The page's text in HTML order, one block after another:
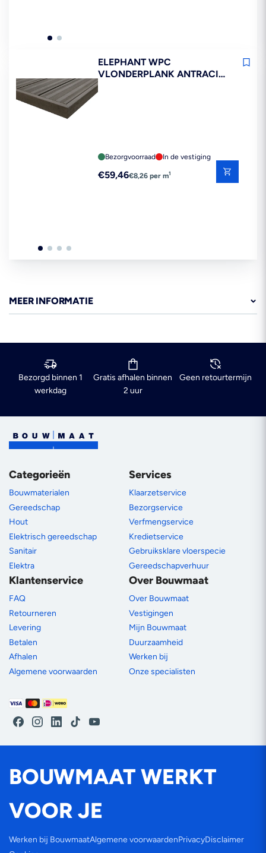
ELEPHANT WPC
VLONDERPLANK ANTRACIET
21X145X3600MM 2ST FSC
Bezorgvoorraad In de vestiging
Reguliere
€59,46€8,26 per m1
MEER INFORMATIE
Bezorgd binnen 1
werkdag
Gratis afhalen binnen
2 uur
Geen retourtermijn
Categorieën
Bouwmaterialen
Gereedschap
Hout
Elektrisch gereedschap
Sanitair
Elektra
Services
Klaarzetservice
Bezorgservice
Verfmengservice
Kredietservice
Gebruiksklare vloerspecie
Gereedschapverhuur
Klantenservice
FAQ
Retourneren
Levering
Betalen
Afhalen
Algemene voorwaarden
Over Bouwmaat
Over Bouwmaat
Vestigingen
Mijn Bouwmaat
Duurzaamheid
Werken bij
Onze specialisten
Betaalmethoden
FacebookInstagram
LinkedInTikTokYouTube
BOUWMAAT WERKT
VOOR JE
Werken bij BouwmaatAlgemene voorwaardenPrivacyDisclaimer